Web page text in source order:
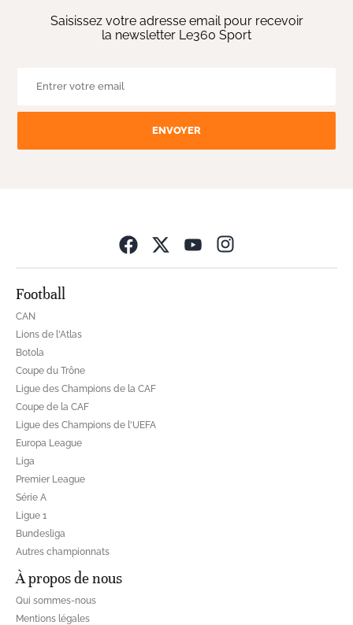
Saisissez votre adresse email pour recevoir
la newsletter Le360 Sport
ENVOYER
Football
CAN
Lions de l'Atlas
Botola
Coupe du Trône
Ligue des Champions de la CAF
Coupe de la CAF
Ligue des Champions de l'UEFA
Europa League
Liga
Premier League
Série A
Ligue 1
Bundesliga
Autres championnats
À propos de nous
Qui sommes-nous
Mentions légales